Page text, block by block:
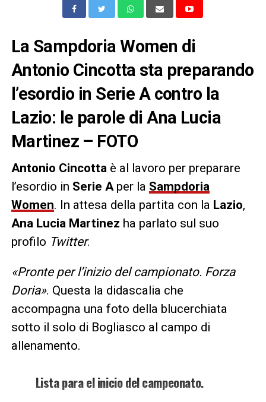
La Sampdoria Women di
Antonio Cincotta sta preparando
l’esordio in Serie A contro la
Lazio: le parole di Ana Lucia
Martinez – FOTO
Antonio Cincottaè al lavoro per preparare
l’esordio in Serie Aper la Sampdoria
Women. In attesa della partita con la Lazio,
Ana Lucia Martinez ha parlato sul suo
profilo Twitter.
«Pronte per l’inizio del campionato. Forza
Doria». Questa la didascalia che
accompagna una foto della blucerchiata
sotto il solo di Bogliasco al campo di
allenamento.
Lista para el inicio del campeonato.